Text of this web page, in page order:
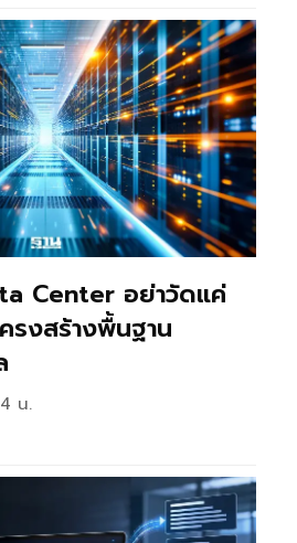
Center อย่าวัดแค่
รงสร้างพื้นฐาน
น.